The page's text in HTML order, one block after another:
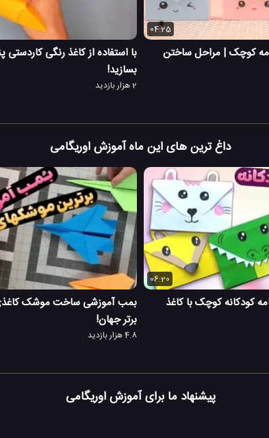
04:25
کوچک | مراحل ساختن
با استفاده از کاغذ رنگی کاردستی
بسازید!
2 هزار بازدید
داغ ترین های این ماه آموزش اوریگامی
06:20
کودکانه کوچک با کاغذ
برتر جهان!
4.8 هزار بازدید
پیشنهاد ما برای آموزش اوریگامی